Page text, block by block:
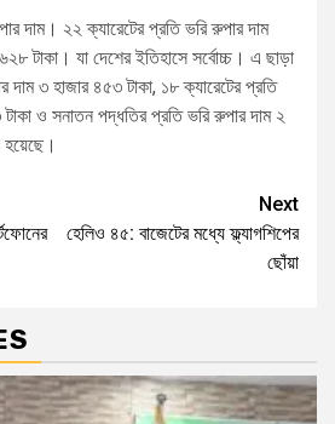
দাম। ২২ ক্যারেটের প্রতি ভরি রুপার দাম
৬২৮ টাকা। যা দেশের ইতিহাসে সর্বোচ্চ। এ ছাড়া
দাম ৩ হাজার ৪৫৩ টাকা, ১৮ ক্যারেটের প্রতি
ও সনাতন পদ্ধতির প্রতি ভরি রুপার দাম ২
হয়েছে।
Next
হেলিও ৪৫: বাজেটের মধ্যে ফ্ল্যাগশিপের
ছোঁয়া